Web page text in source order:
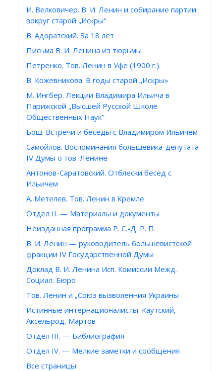
И. Велковичер. В. И. Ленин и собирание партии
вокруг старой „Искры“
В. Адоратский. За 18 лет
Письма В. И. Ленина из тюрьмы
Петренко. Тов. Ленин в Уфе (1900 г.).
В. Кожевникова. В годы старой „Искры»
М. Ингбер. Лекции Владимира Ильича в
Парижской „Высшей Русской Школе
Общественных Наук“
Бош. Встречи и беседы с Владимиром Ильичем
Самойлов. Воспоминания большевика-депутата
IV Думы о тов. Ленине
Антонов-Саратовский. Отблески бесед с
Ильичем
А. Метелев. Тов. Ленин в Кремле
Отдел II. — Материалы и документы
Неизданная программа Р. С.-Д. Р. П.
В. И. Ленин — руководитель большевистской
фракции IV Государственной Думы
Доклад В. И. Ленина Исп. Комиссии Межд.
Социал. Бюро
Тов. Ленин и „Союз вызволенния Украины
Истинные интернационалисты: Каутский,
Аксельрод, Мартов
Отдел III. — Библиография
Отдел IV. — Мелкие заметки и сообщения
Все страницы